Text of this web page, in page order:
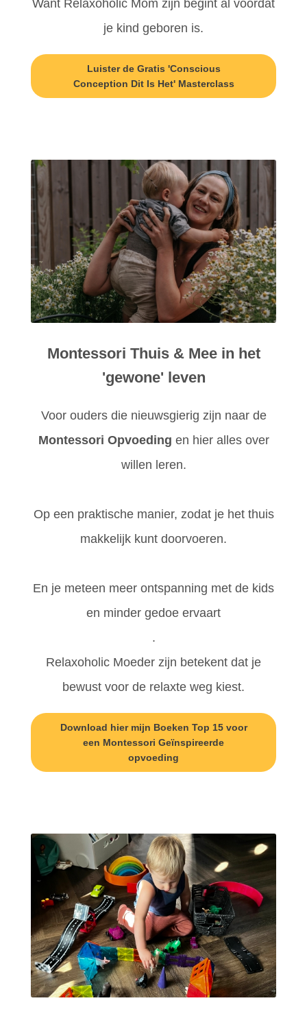
Want Relaxoholic Mom zijn begint al voordat
je kind geboren is.
Luister de Gratis 'Conscious
Conception Dit Is Het' Masterclass
Montessori Thuis & Mee in het
'gewone' leven
Voor ouders die nieuwsgierig zijn naar de
Montessori Opvoeding en hier alles over
willen leren.
Op een praktische manier, zodat je het thuis
makkelijk kunt doorvoeren.
En je meteen meer ontspanning met de kids
en minder gedoe ervaart
.
Relaxoholic Moeder zijn betekent dat je
bewust voor de relaxte weg kiest.
Download hier mijn Boeken Top 15 voor
een Montessori Geïnspireerde
opvoeding